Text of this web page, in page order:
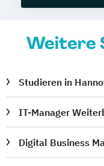
Weitere
Studieren in
IT-Manager
Digital Business